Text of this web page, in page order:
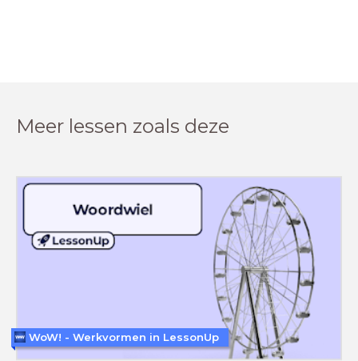
Meer lessen zoals deze
WoW! - Werkvormen in LessonUp